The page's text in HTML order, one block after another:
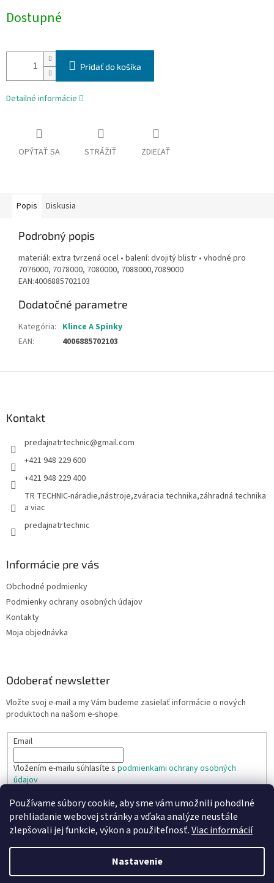
Používame súbory cookie, aby sme vám umožnili pohodlné
prehliadanie webovej stránky a vďaka analýze neustále
zlepšovali jej funkcie, výkon a použiteľnosť.Viac informácií
Nastavenie
cena:
Dostupné
Pridať do košíka
Detailné informácie
OPÝTAŤ SA STRÁŽIŤ ZDIEĽAŤ
Popis Diskusia
Podrobný popis
materiál: extra tvrzená ocel • balení: dvojitý blistr • vhodné pro
7076000, 7078000, 7080000, 7088000,7089000
EAN:4006885702103
Dodatočné parametre
Kategória: Klince A Spinky
EAN: 4006885702103
Kontakt
predajnatrtechnic@gmail.com
+421 948 229 600
+421 948 229 400
TR TECHNIC-náradie,nástroje,zváracia technika,záhradná technika
a viac
predajnatrtechnic
Informácie pre vás
Obchodné podmienky
Podmienky ochrany osobných údajov
Kontakty
Moja objednávka
Odoberať newsletter
Vložte svoj e-mail a my Vám budeme zasielať informácie o nových
produktoch na našom e-shope.
Email
Vložením e-mailu súhlasíte s podmienkami ochrany osobných
údajov
PRIHLÁSIŤ SA
Vytvoril Shoptet